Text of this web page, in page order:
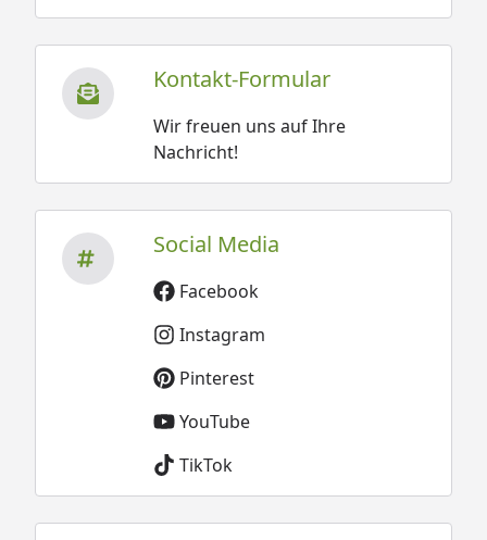
Kontakt-Formular
Wir freuen uns auf Ihre
Nachricht!
Social Media
Facebook
Instagram
Pinterest
YouTube
TikTok